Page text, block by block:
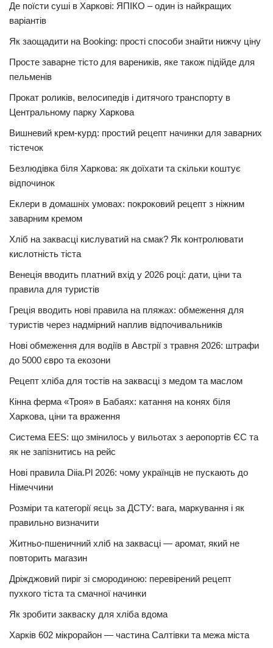
Де поїсти суші в Харкові: ЯПІКО – один із найкращих
варіантів
Як заощадити на Booking: прості способи знайти нижчу ціну
Просте заварне тісто для вареників, яке також підійде для
пельменів
Прокат роликів, велосипедів і дитячого транспорту в
Центральному парку Харкова
Вишневий крем-курд: простий рецепт начинки для заварних
тістечок
Безлюдівка біля Харкова: як доїхати та скільки коштує
відпочинок
Еклери в домашніх умовах: покроковий рецепт з ніжним
заварним кремом
Хліб на заквасці кислуватий на смак? Як контролювати
кислотність тіста
Венеція вводить платний вхід у 2026 році: дати, ціни та
правила для туристів
Греція вводить нові правила на пляжах: обмеження для
туристів через надмірний наплив відпочивальників
Нові обмеження для водіїв в Австрії з травня 2026: штрафи
до 5000 євро та екозони
Рецепт хліба для тостів на заквасці з медом та маслом
Кінна ферма «Троя» в Бабаях: катання на конях біля
Харкова, ціни та враження
Система EES: що змінилось у вильотах з аеропортів ЄС та
як не запізнитись на рейс
Нові правила Diia.Pl 2026: чому українців не пускають до
Німеччини
Розміри та категорії яєць за ДСТУ: вага, маркування і як
правильно визначити
Житньо-пшеничний хліб на заквасці — аромат, який не
повторить магазин
Дріжджовий пиріг зі смородиною: перевірений рецепт
пухкого тіста та смачної начинки
Як зробити закваску для хліба вдома
Харків 602 мікрорайон — частина Салтівки та межа міста